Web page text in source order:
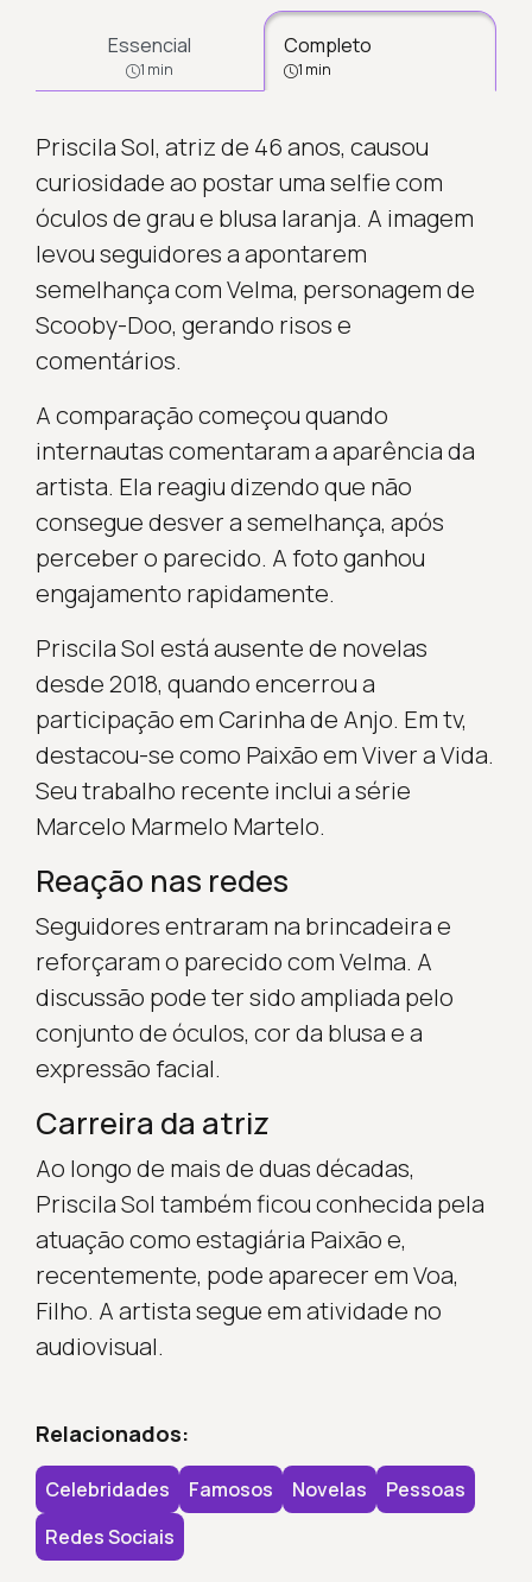
Essencial
1 min
Completo
1 min
Priscila Sol, atriz de 46 anos, causou
curiosidade ao postar uma selfie com
óculos de grau e blusa laranja. A imagem
levou seguidores a apontarem
semelhança com Velma, personagem de
Scooby-Doo, gerando risos e
comentários.
A comparação começou quando
internautas comentaram a aparência da
artista. Ela reagiu dizendo que não
consegue desver a semelhança, após
perceber o parecido. A foto ganhou
engajamento rapidamente.
Priscila Sol está ausente de novelas
desde 2018, quando encerrou a
participação em Carinha de Anjo. Em tv,
destacou-se como Paixão em Viver a Vida.
Seu trabalho recente inclui a série
Marcelo Marmelo Martelo.
Reação nas redes
Seguidores entraram na brincadeira e
reforçaram o parecido com Velma. A
discussão pode ter sido ampliada pelo
conjunto de óculos, cor da blusa e a
expressão facial.
Carreira da atriz
Ao longo de mais de duas décadas,
Priscila Sol também ficou conhecida pela
atuação como estagiária Paixão e,
recentemente, pode aparecer em Voa,
Filho. A artista segue em atividade no
audiovisual.
Relacionados:
Celebridades Famosos Novelas
Pessoas
Redes Sociais